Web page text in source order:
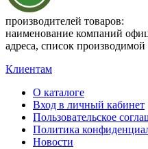
производителей товаров:
наименование компаний
адреса, список
Клиентам
О каталоге
Вход в личный кабинет
Пользовательское
Политика
Новости